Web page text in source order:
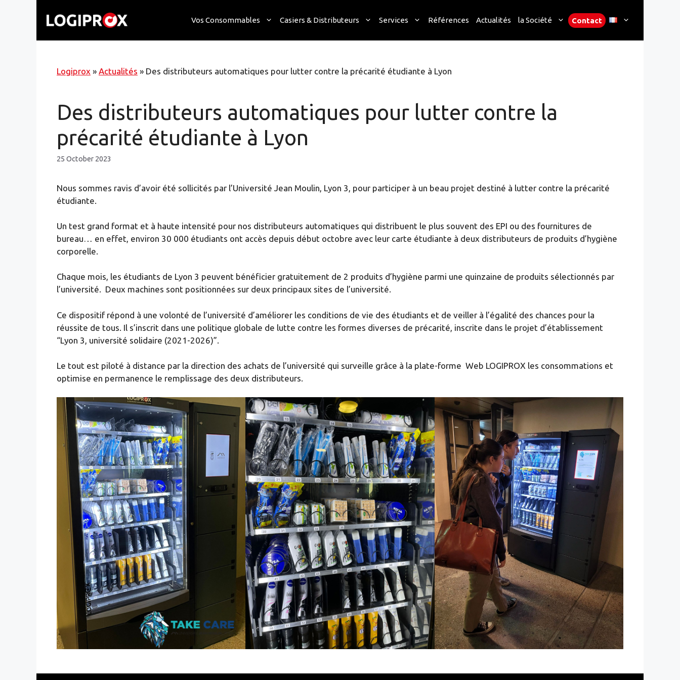
Vos Consommables Casiers & Distributeurs Services Références Actualités la Société Contact
Logiprox » Actualités » Des distributeurs automatiques pour lutter contre la précarité étudiante à Lyon
Des distributeurs automatiques pour lutter contre la
précarité étudiante à Lyon
25 October 2023
Nous sommes ravis d’avoir été sollicités par l’Université Jean Moulin, Lyon 3, pour participer à un beau projet destiné à lutter contre la précarité
étudiante.
Un test grand format et à haute intensité pour nos distributeurs automatiques qui distribuent le plus souvent des EPI ou des fournitures de
bureau… en effet, environ 30 000 étudiants ont accès depuis début octobre avec leur carte étudiante à deux distributeurs de produits d’hygiène
corporelle.
Chaque mois, les étudiants de Lyon 3 peuvent bénéficier gratuitement de 2 produits d’hygiène parmi une quinzaine de produits sélectionnés par
l’université. Deux machines sont positionnées sur deux principaux sites de l’université.
Ce dispositif répond à une volonté de l’université d’améliorer les conditions de vie des étudiants et de veiller à l’égalité des chances pour la
réussite de tous. Il s’inscrit dans une politique globale de lutte contre les formes diverses de précarité, inscrite dans le projet d’établissement
“Lyon 3, université solidaire (2021-2026)”.
Le tout est piloté à distance par la direction des achats de l’université qui surveille grâce à la plate-forme Web LOGIPROX les consommations et
optimise en permanence le remplissage des deux distributeurs.